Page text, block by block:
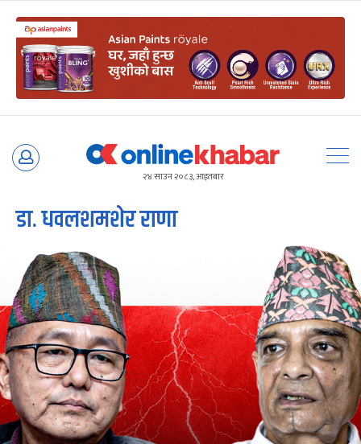
Skip
२४ साउन २०८३, आइतबार
डा. धवलशमशेर राणा